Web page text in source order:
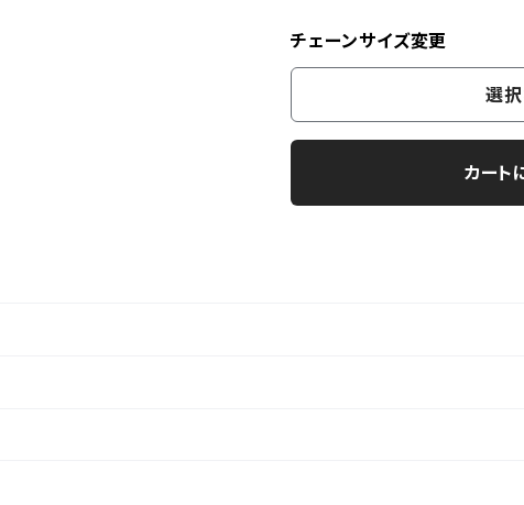
チェーンサイズ変更
選
カート